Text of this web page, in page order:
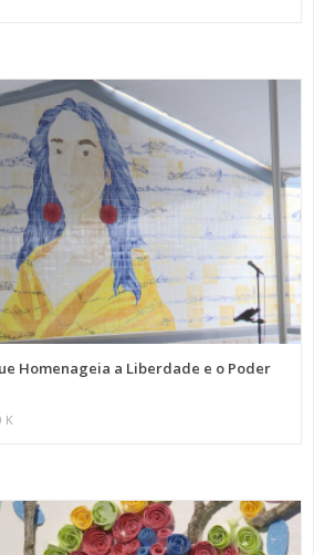
Homenageia a Liberdade e o Poder
K